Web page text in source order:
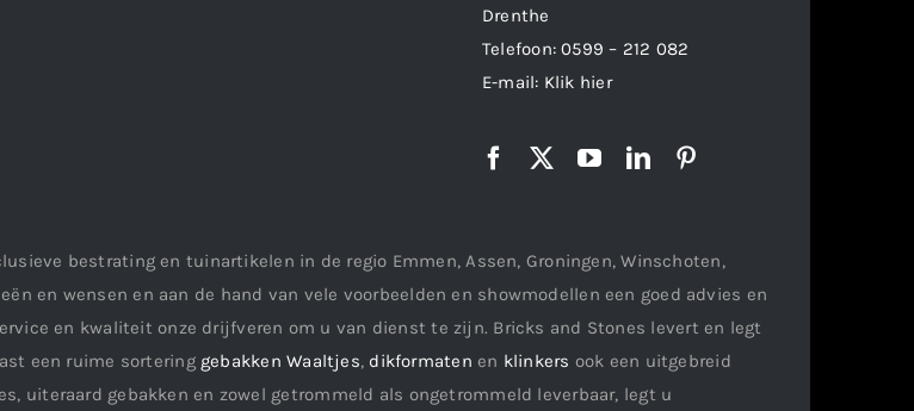
Drenthe
Telefoon:0599 – 212 082
E-mail: Klik hier
bestrating en tuinartikelen in de regio Emmen, Assen, Groningen, Winschoten,
en wensen en aan de hand van vele voorbeelden en showmodellen een goed advies en
en kwaliteit onze drijfveren om u van dienst te zijn. Bricks and Stones levert en legt
een ruime sortering gebakken Waaltjes, dikformaten en klinkers ook een uitgebreid
uiteraard gebakken en zowel getrommeld als ongetrommeld leverbaar, legt u